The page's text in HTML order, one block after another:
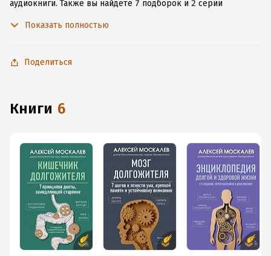
аудиокниги. Также вы найдете 7 подборок и 2 серии
приложение для iOS или Android, чтобы не расставаться
Показать полностью
Поделиться
книги 6